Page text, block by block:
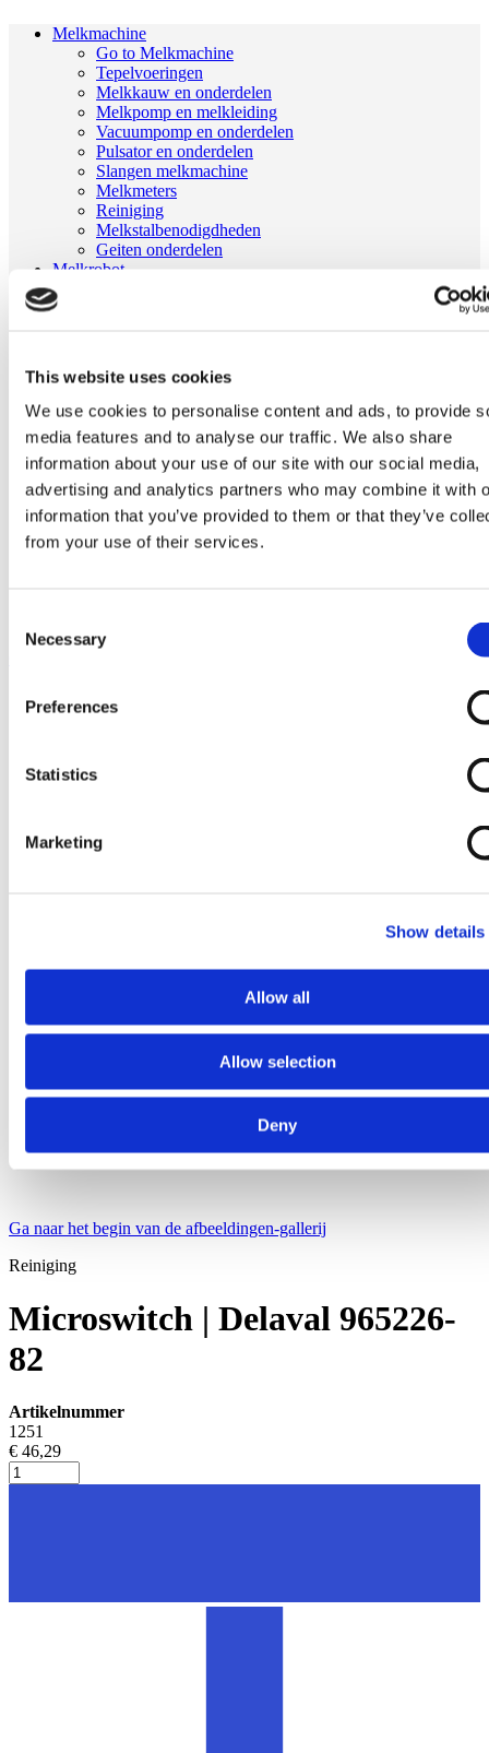
This website uses cookies
We use cookies to personalise content and ads, to provide
media features and to analyse our traffic. We also share
information about your use of our site with our social media,
advertising and analytics partners who may combine it with
information that you’ve provided to them or that they’ve
from your use of their services.
Selection
Necessary
Preferences
Statistics
Marketing
Show details
Allow all
Allow selection
Deny
Melkmachine
Go to Melkmachine
Tepelvoeringen
Melkkauw en onderdelen
Melkpomp en melkleiding
Vacuumpomp en onderdelen
Pulsator en onderdelen
Slangen melkmachine
Melkmeters
Reiniging
Melkstalbenodigdheden
Geiten onderdelen
Melkrobot
Fullwood Merlin
GEA MIone
Stal benodigdheden
Go to Stal benodigdheden
Koeborstel
Ambic onderdelen
Minimelkers
stalartikelen
Skelex
Ga naar het begin van de afbeeldingen-gallerij
Reiniging
Microswitch | Delaval 965226-
82
Artikelnummer
1251
€ 46,29